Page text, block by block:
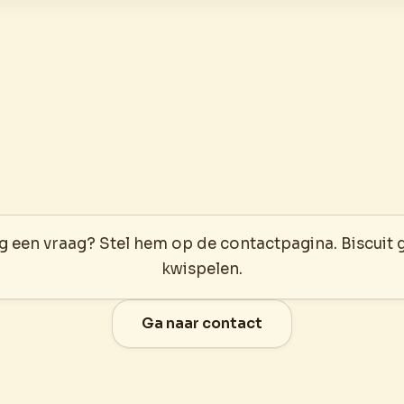
een vraag? Stel hem op de contactpagina. Biscuit
kwispelen.
Ga naar contact